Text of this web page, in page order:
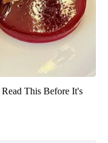
This Before It's